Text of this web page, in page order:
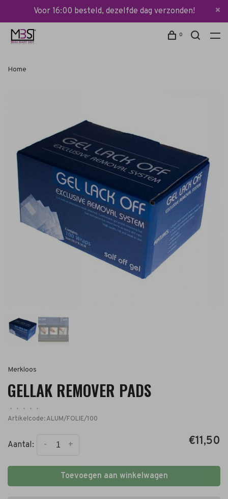
Voor 16:00 besteld, dezelfde dag verzonden!
0
Home
Merkloos
GELLAK REMOVER PADS
• • • •
•
Artikelcode:ALUM/FOLIE/100
Aantal: +
- €11,50
Toevoegen aan winkelwagen